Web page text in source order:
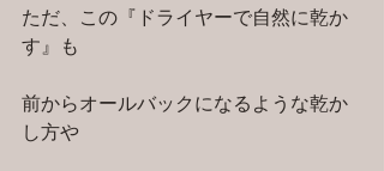
ただ、この『ドライヤーで自然に乾か
す』も
前からオールバックになるような乾か
し方や